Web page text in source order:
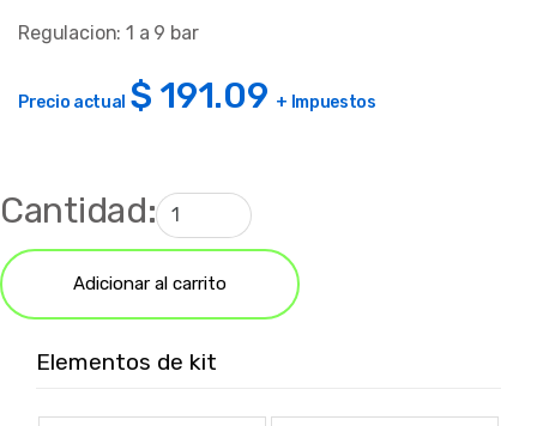
Regulacion: 1 a 9 bar
Precio actual $ 191.09 + Impuestos
Cantidad:
Adicionar al carrito
Elementos de kit